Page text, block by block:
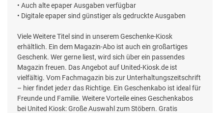
• Auch alte epaper Ausgaben verfügbar
• Digitale epaper sind günstiger als gedruckte Ausgaben
Viele Weitere Titel sind in unserem Geschenke-Kiosk
erhältlich. Ein dem Magazin-Abo ist auch ein großartiges
Geschenk. Wer gerne liest, wird sich über ein passendes
Magazin freuen. Das Angebot auf United-Kiosk.de ist
vielfältig. Vom Fachmagazin bis zur Unterhaltungszeitschrift
– hier findet jede:r das Richtige. Ein Geschenkabo ist ideal für
Freunde und Familie. Weitere Vorteile eines Geschenkabos
bei United Kiosk: Große Auswahl zum Stöbern. Gratis